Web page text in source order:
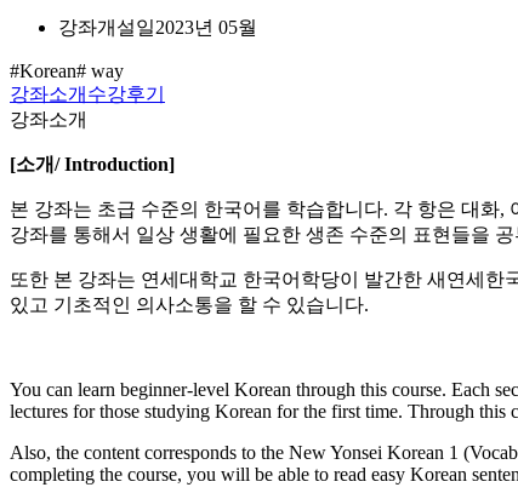
강좌개설일2023년 05월
#Korean# way
강좌소개 수강후기
강좌소개
[소개/ Introduction]
본 강좌는 초급 수준의 한국어를 학습합니다. 각 항은 대화
강좌를 통해서 일상 생활에 필요한 생존 수준의 표현들을
또한 본 강좌는 연세대학교 한국어학당이 발간한 새연세
있고 기초적인 의사소통을 할 수 있습니다.
You can learn beginner-level Korean through this course. Each
lectures for those studying Korean for the first time. Through
Also, the content corresponds to the New Yonsei Korean 1
completing the course, you will be able to read easy Korean